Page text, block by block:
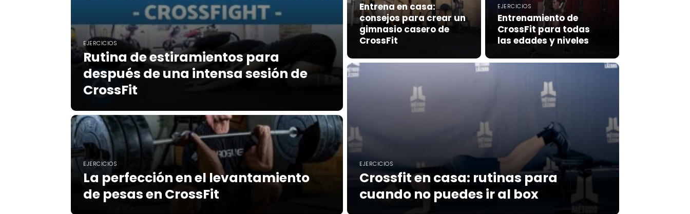
EJERCICIOS
Rutina de estiramientos para
después de una intensa sesión de
CrossFit
Entrena en casa:
consejos para crear un
gimnasio casero de
CrossFit
EJERCICIOS
La perfección en el levantamiento
de pesas en CrossFit
EJERCICIOS
Entrenamiento de
CrossFit para todas
las edades y niveles
EJERCICIOS
Crossfit en casa: rutinas para
cuando no puedes ir al box